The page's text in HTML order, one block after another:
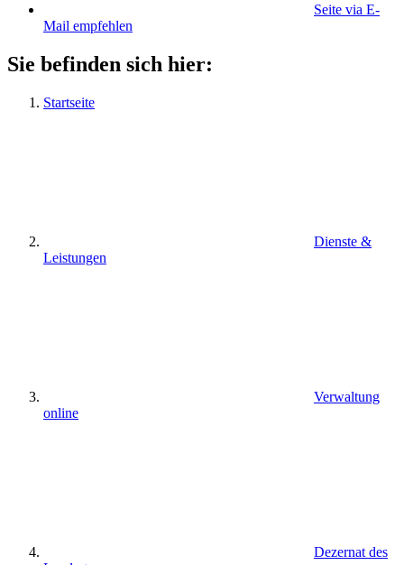
Seite via E-
Mail empfehlen
Sie befinden sich hier:
Startseite
Dienste &
Leistungen
Verwaltung
online
Dezernat des